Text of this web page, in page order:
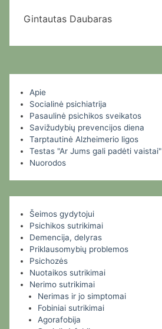
Gintautas Daubaras
Apie
Socialinė psichiatrija
Pasaulinė psichikos sveikatos
Savižudybių prevencijos diena
Tarptautinė Alzheimerio ligos
Testas "Ar Jums gali padėti vaistai"
Nuorodos
Šeimos gydytojui
Psichikos sutrikimai
Demencija, delyras
Priklausomybių problemos
Psichozės
Nuotaikos sutrikimai
Nerimo sutrikimai
Nerimas ir jo simptomai
Fobiniai sutrikimai
Agorafobija